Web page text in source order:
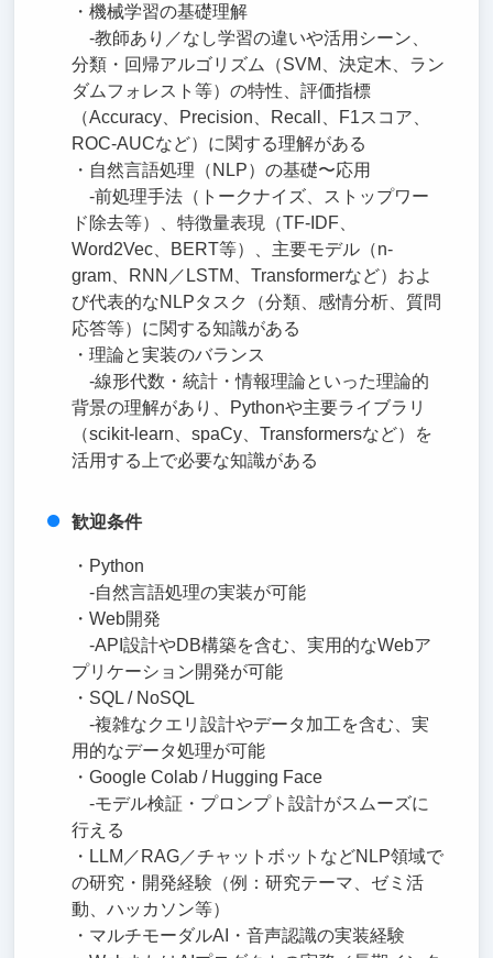
・機械学習の基礎理解
-教師あり／なし学習の違いや活用シーン、
分類・回帰アルゴリズム（SVM、決定木、ラン
ダムフォレスト等）の特性、評価指標
（Accuracy、Precision、Recall、F1スコア、
ROC-AUCなど）に関する理解がある
・自然言語処理（NLP）の基礎〜応用
-前処理手法（トークナイズ、ストップワー
ド除去等）、特徴量表現（TF-IDF、
Word2Vec、BERT等）、主要モデル（n-
gram、RNN／LSTM、Transformerなど）およ
び代表的なNLPタスク（分類、感情分析、質問
応答等）に関する知識がある
・理論と実装のバランス
-線形代数・統計・情報理論といった理論的
背景の理解があり、Pythonや主要ライブラリ
（scikit-learn、spaCy、Transformersなど）を
活用する上で必要な知識がある
歓迎条件
・Python
-自然言語処理の実装が可能
・Web開発
-API設計やDB構築を含む、実用的なWebア
プリケーション開発が可能
・SQL / NoSQL
-複雑なクエリ設計やデータ加工を含む、実
用的なデータ処理が可能
・Google Colab / Hugging Face
-モデル検証・プロンプト設計がスムーズに
行える
・LLM／RAG／チャットボットなどNLP領域で
の研究・開発経験（例：研究テーマ、ゼミ活
動、ハッカソン等）
・マルチモーダルAI・音声認識の実装経験